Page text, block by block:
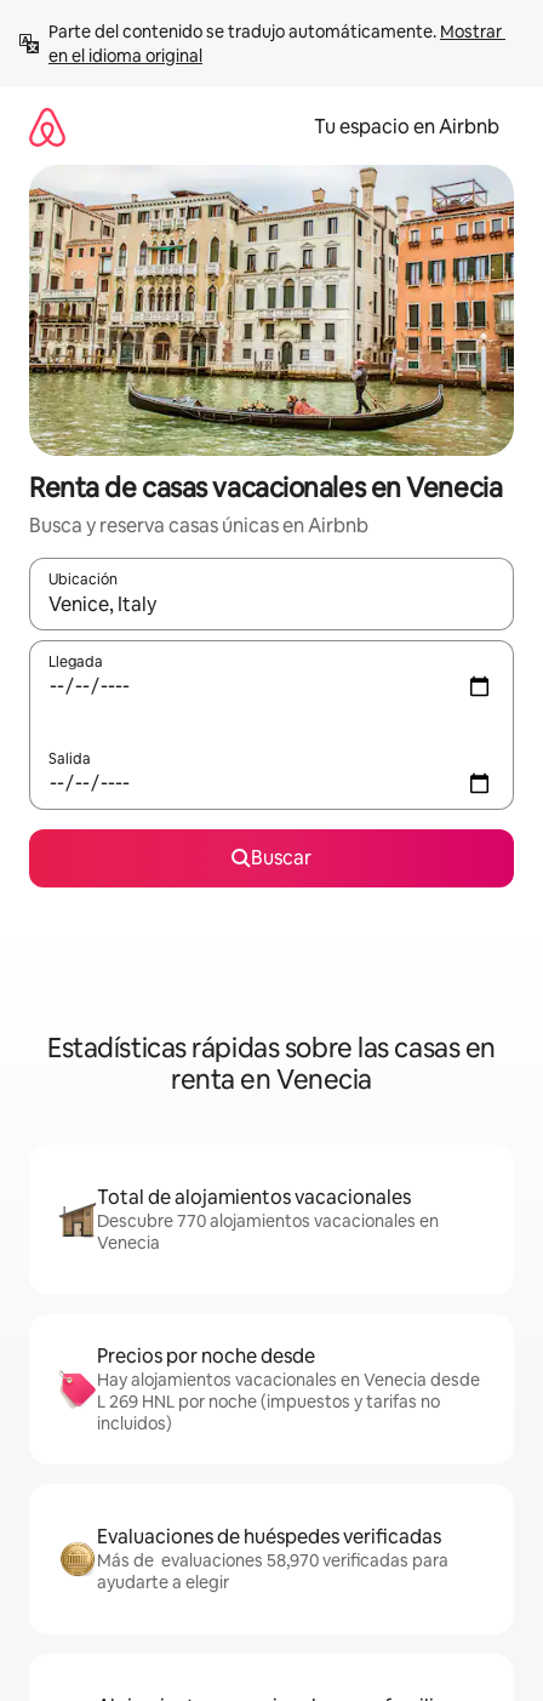
contenido
Parte del contenido se tradujo automáticamente. Mostrar
en el idioma original
Tu espacio en Airbnb
Renta de casas vacacionales en Venecia
Busca y reserva casas únicas en Airbnb
Ubicación
Cuando los resultados estén disponibles, podrás navegar
Llegada
Salida
Buscar
Estadísticas rápidas sobre las casas en
renta en Venecia
Total de alojamientos vacacionales
Descubre 770 alojamientos vacacionales en
Venecia
Precios por noche desde
Hay alojamientos vacacionales en Venecia desde
L 269 HNL por noche (impuestos y tarifas no
incluidos)
Evaluaciones de huéspedes verificadas
Más de evaluaciones 58,970 verificadas para
ayudarte a elegir